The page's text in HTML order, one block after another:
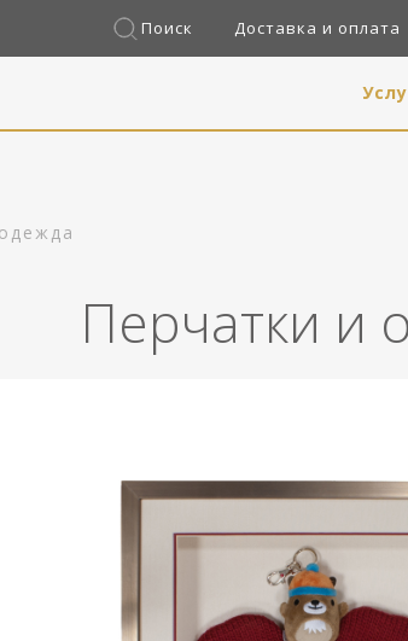
Поиск Доставка и оплата
Перчатки и